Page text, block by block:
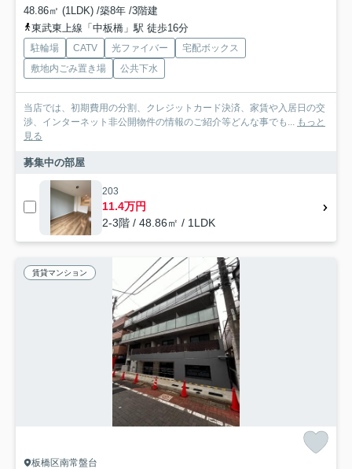
48.86㎡ (1LDK) /築8年 /3階建
東武東上線「中板橋」駅 徒歩16分
駐輪場 CATV 光ファイバー
宅配ボックス
敷地内ごみ置き場
公共下水
当店では、初期費用の分割、クレジットカード決済、家賃や入居日の交
渉、インターネット非公開物件の情報のご紹介等どんな事でも...
もっと
見る
募集中の部屋
203
11.4万円
2-3階 / 48.86㎡ / 1LDK
賃貸マンション
板橋区南常盤台